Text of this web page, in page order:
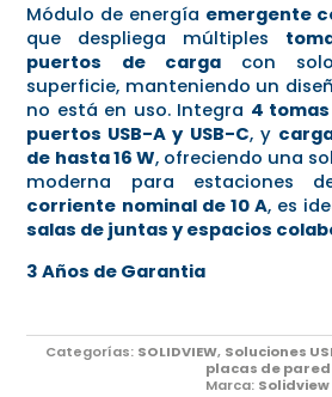
Módulo de energía emergente
que despliega múltiples
puertos de cargacon solo
superficie, manteniendo un
no está en uso. Integra 4 tomas
puertos USB-A y USB-C, y
de hasta 16 W, ofreciendo una
moderna para estaciones
corriente nominal de 10 A, es
salas de juntas y espacios
3 Años de Garantia
Categorías: SOLIDVIEW, Soluciones
placas de pared
Marca: Solidview